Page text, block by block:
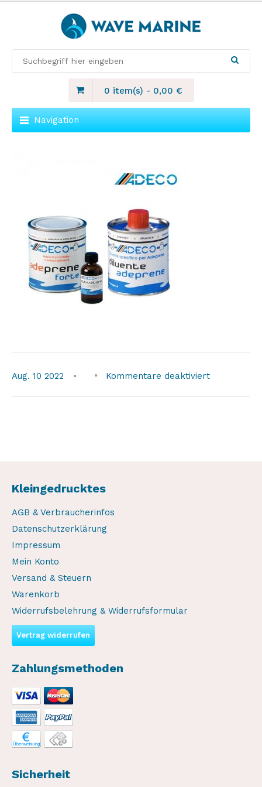
0 item(s) - 0,00 €
Navigation
Aug. 10 2022 Kommentare deaktiviertfür
Kleingedrucktes
AGB & Verbraucherinfos
Datenschutzerklärung
Impressum
Mein Konto
Versand & Steuern
Warenkorb
Widerrufsbelehrung & Widerrufsformular
Vertrag widerrufen
Zahlungsmethoden
Sicherheit